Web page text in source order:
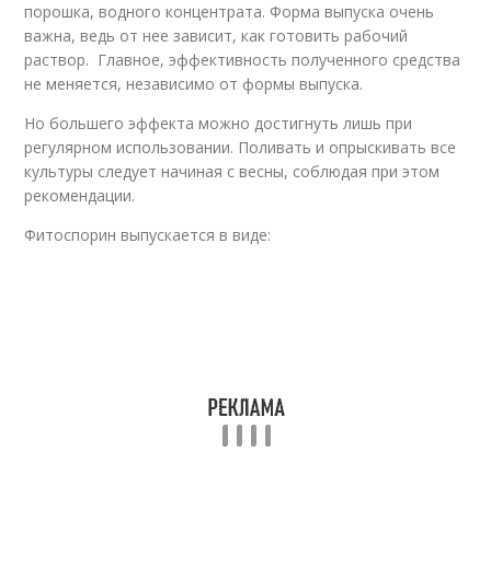
порошка, водного концентрата. Форма выпуска очень
важна, ведь от нее зависит, как готовить рабочий
раствор. Главное, эффективность полученного средства
не меняется, независимо от формы выпуска.
Но большего эффекта можно достигнуть лишь при
регулярном использовании. Поливать и опрыскивать все
культуры следует начиная с весны, соблюдая при этом
рекомендации.
Фитоспорин выпускается в виде: